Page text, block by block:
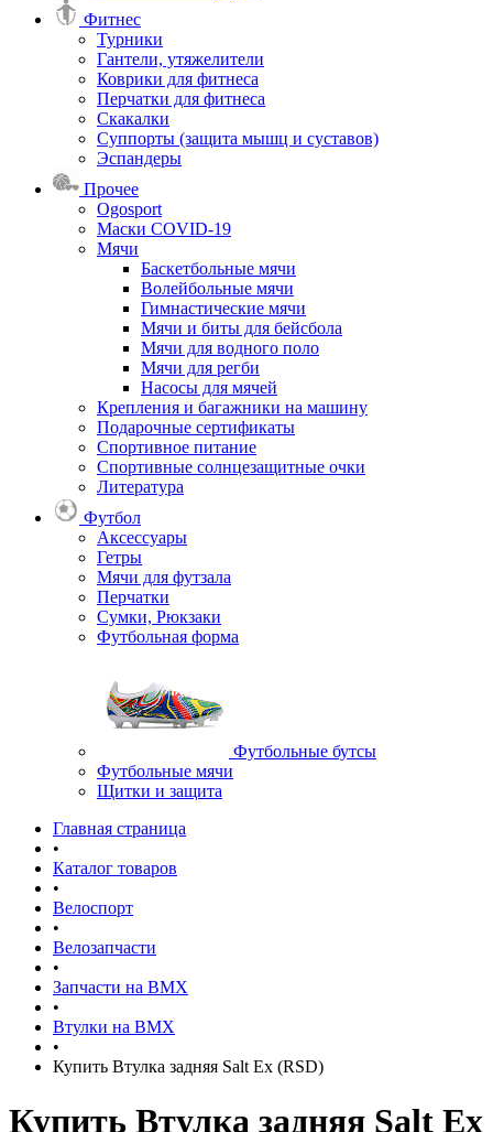
Фитнес
Турники
Гантели, утяжелители
Коврики для фитнеса
Перчатки для фитнеса
Скакалки
Суппорты (защита мышц и суставов)
Эспандеры
Прочее
Ogosport
Маски COVID-19
Мячи
Баскетбольные мячи
Волейбольные мячи
Гимнастические мячи
Мячи и биты для бейсбола
Мячи для водного поло
Мячи для регби
Насосы для мячей
Крепления и багажники на машину
Подарочные сертификаты
Спортивное питание
Спортивные солнцезащитные очки
Литература
Футбол
Аксессуары
Гетры
Мячи для футзала
Перчатки
Сумки, Рюкзаки
Футбольная форма
Футбольные бутсы
Футбольные мячи
Щитки и защита
Главная страница
•
Каталог товаров
•
Велоспорт
•
Велозапчасти
•
Запчасти на BMX
•
Втулки на BMX
•
Купить Втулка задняя Salt Ex (RSD)
Купить Втулка задняя Salt Ex